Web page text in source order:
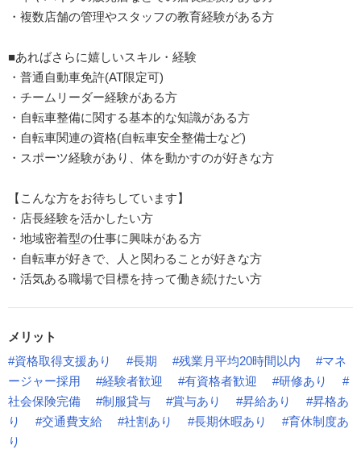
・複数店舗の管理やスタッフの教育経験がある方
■あればさらに嬉しいスキル・経験
・普通自動車免許(AT限定可)
・チームリーダー経験がある方
・自転車整備に関する基本的な知識がある方
・自転車関連の資格(自転車安全整備士など)
・スポーツ経験があり、体を動かすのが好きな方
【こんな方をお待ちしています】
・店長経験を活かしたい方
・地域密着型の仕事に興味がある方
・自転車が好きで、人と関わることが好きな方
・活気ある職場で目標を持って働き続けたい方
メリット
#資格取得支援あり
#長期 #残業月平均20時間以内
#マネ
ージャー採用
#経験者歓迎 #有資格者歓迎 #研修あり
#
社会保険完備
#制服貸与 #賞与あり #昇給あり
#昇格あ
り
#交通費支給 #社割あり #長期休暇あり
#育休制度あ
り